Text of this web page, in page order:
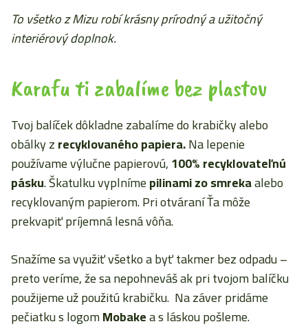
To všetko z Mizu robí krásny prírodný a užitočný
interiérový doplnok.
Karafu ti zabalíme bez plastov
Tvoj balíček dôkladne zabalíme do krabičky alebo
obálky zrecyklovaného papiera.Na lepenie
používame výlučne papierovú,100% recyklovateľnú
pásku. Škatulku vyplnímepilinami zo smrekaalebo
recyklovaným papierom. Pri otváraní Ťa môže
prekvapiť príjemná lesná vôňa.
Snažíme sa využiť všetko a byť takmer bez odpadu –
preto veríme, že sa nepohneváš ak pri tvojom balíčku
použijeme už použitú krabičku. Na záver pridáme
pečiatku s logomMobakea s láskou pošleme.